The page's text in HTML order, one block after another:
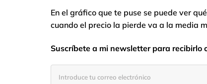
En el gráfico que te puse se puede ver
cuando el precio la pierde va a la media
Suscríbete a mi newsletter para recibirlo